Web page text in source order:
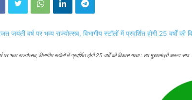
भव्य राज्योत्सव, विभागीय स्टॉलों में प्रदर्शित होगी 25 वर्षों की विकास गाथा : उप मुख्यमंत्री अरुण साव